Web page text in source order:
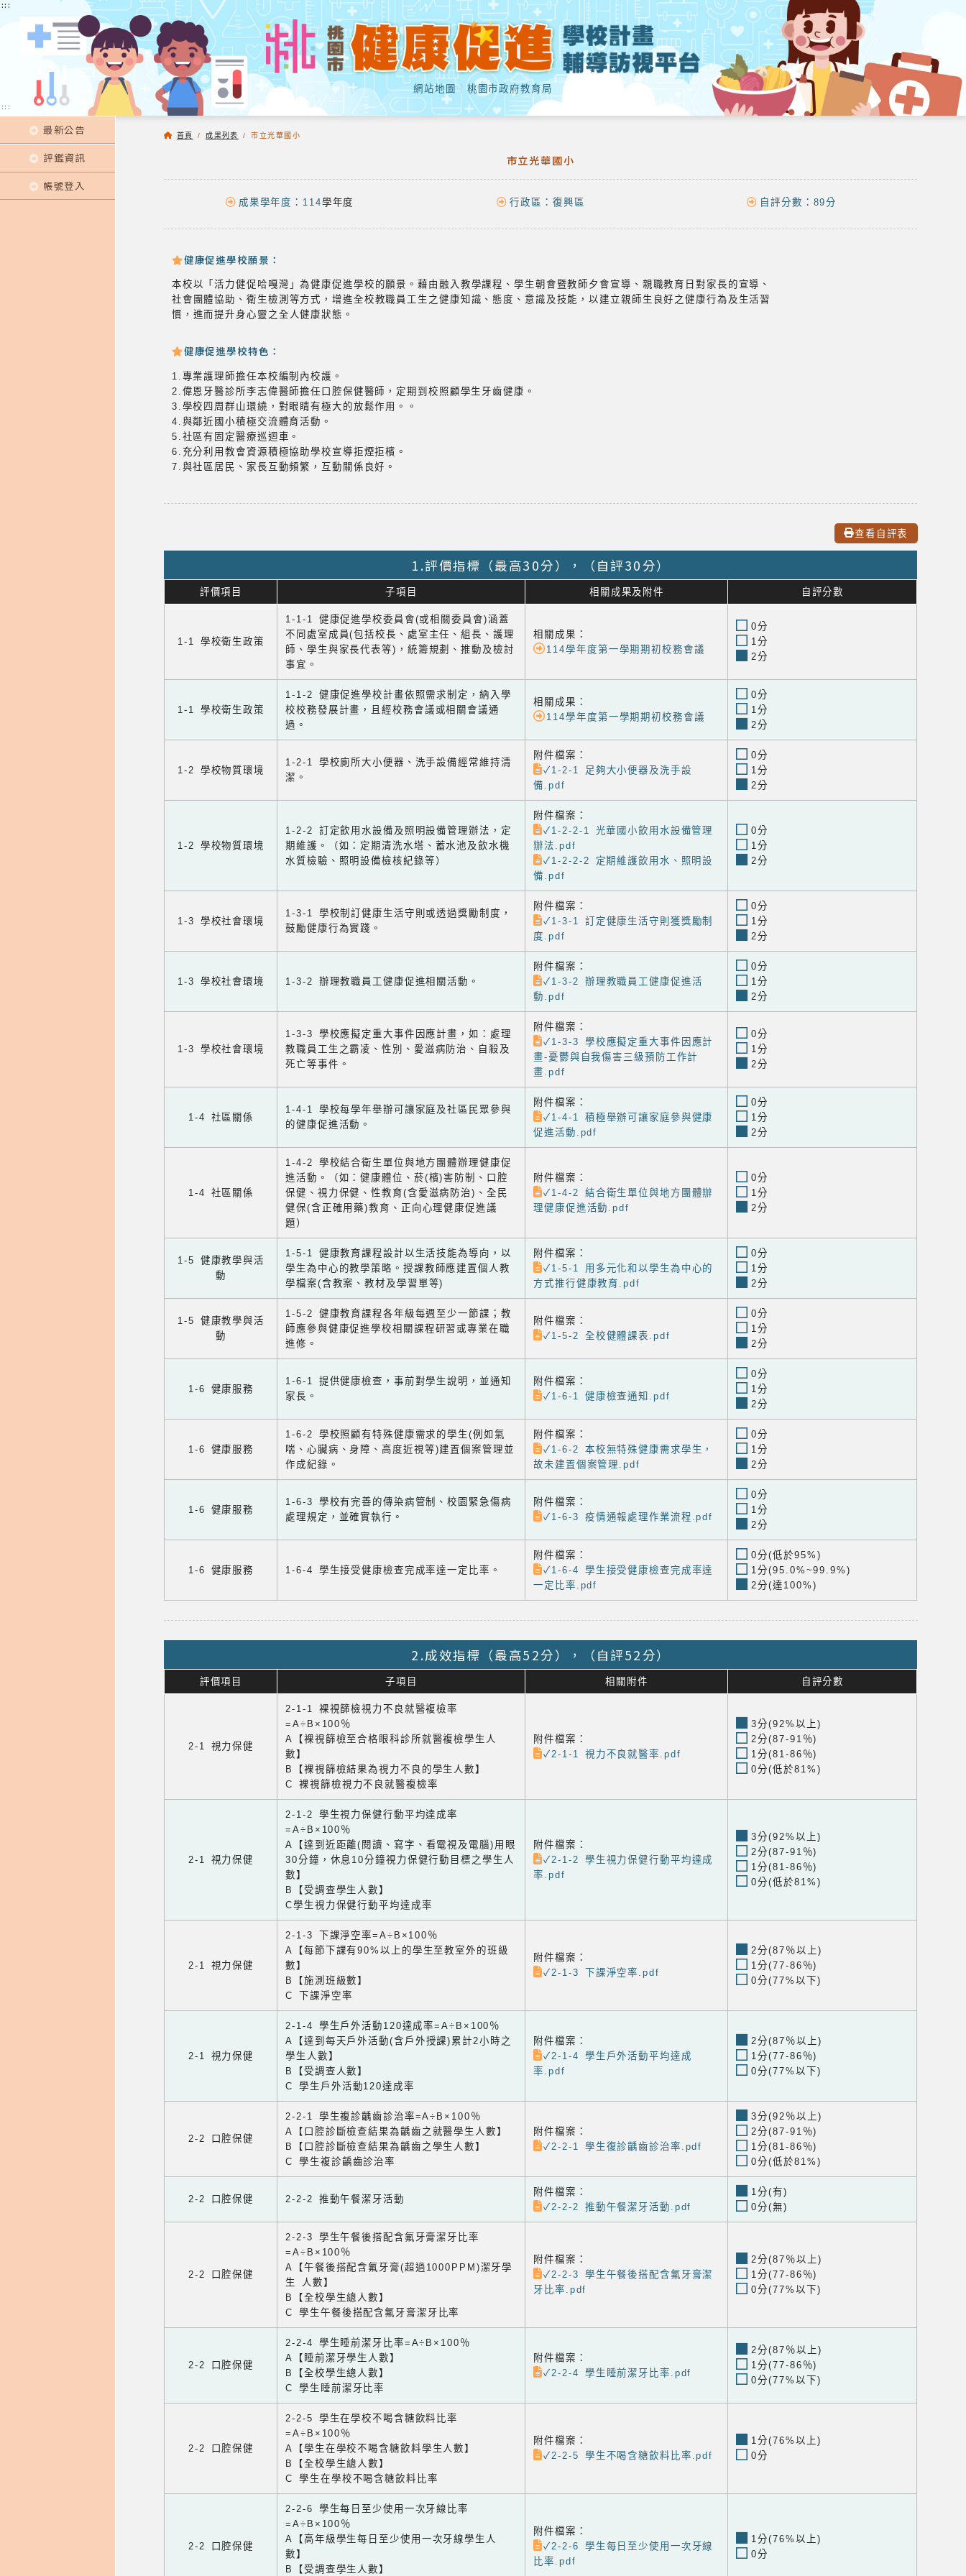
:::
網站地圖｜ 桃園市政府教育局
:::
最新公告
評鑑資訊
帳號登入
首頁 /成果列表 / 市立光華國小
市立光華國小
成果學年度：114學年度 行政區： 復興區 自評分數： 89分
健康促進學校願景：
本校以「活力健促哈嘎灣」為健康促進學校的願景。藉由融入教學課程、學生朝會暨教師夕會宣導、親職教育日對家長的宣導、
社會團體協助、衛生檢測等方式，增進全校教職員工生之健康知識、態度、意識及技能，以建立親師生良好之健康行為及生活習
慣，進而提升身心靈之全人健康狀態。
健康促進學校特色：
1.專業護理師擔任本校編制內校護。
2.偉恩牙醫診所李志偉醫師擔任口腔保健醫師，定期到校照顧學生牙齒健康。
3.學校四周群山環繞，對眼睛有極大的放鬆作用。。
4.與鄰近國小積極交流體育活動。
5.社區有固定醫療巡迴車。
6.充分利用教會資源積極協助學校宣導拒煙拒檳。
7.與社區居民、家長互動頻繁，互動關係良好。
查看自評表
1.評價指標（最高30分），（自評30分）
評價項目 子項目 相關成果及附件 自評分數
1-1 學校衛生政策
1-1-1 健康促進學校委員會(或相關委員會)涵蓋
不同處室成員(包括校長、處室主任、組長、護理
師、學生與家長代表等)，統籌規劃、推動及檢討
事宜。
相關成果：
114學年度第一學期期初校務會議
0分
1分
2分
1-1 學校衛生政策
1-1-2 健康促進學校計畫依照需求制定，納入學
校校務發展計畫，且經校務會議或相關會議通
過。
相關成果：
114學年度第一學期期初校務會議
0分
1分
2分
1-2 學校物質環境
1-2-1 學校廁所大小便器、洗手設備經常維持清
潔。
附件檔案：
✓1-2-1 足夠大小便器及洗手設
備.pdf
0分
1分
2分
1-2 學校物質環境
1-2-2 訂定飲用水設備及照明設備管理辦法，定
期維護。（如：定期清洗水塔、蓄水池及飲水機
水質檢驗、照明設備檢核紀錄等）
附件檔案：
✓1-2-2-1 光華國小飲用水設備管理
辦法.pdf
✓1-2-2-2 定期維護飲用水、照明設
備.pdf
0分
1分
2分
1-3 學校社會環境
1-3-1 學校制訂健康生活守則或透過獎勵制度，
鼓勵健康行為實踐。
附件檔案：
✓1-3-1 訂定健康生活守則獲獎勵制
度.pdf
0分
1分
2分
1-3 學校社會環境 1-3-2 辦理教職員工健康促進相關活動。
附件檔案：
✓1-3-2 辦理教職員工健康促進活
動.pdf
0分
1分
2分
1-3 學校社會環境
1-3-3 學校應擬定重大事件因應計畫，如：處理
教職員工生之霸凌、性別、愛滋病防治、自殺及
死亡等事件。
附件檔案：
✓1-3-3 學校應擬定重大事件因應計
畫-憂鬱與自我傷害三級預防工作計
畫.pdf
0分
1分
2分
1-4 社區關係
1-4-1 學校每學年舉辦可讓家庭及社區民眾參與
的健康促進活動。
附件檔案：
✓1-4-1 積極舉辦可讓家庭參與健康
促進活動.pdf
0分
1分
2分
1-4 社區關係
1-4-2 學校結合衛生單位與地方團體辦理健康促
進活動。（如：健康體位、菸(檳)害防制、口腔
保健、視力保健、性教育(含愛滋病防治)、全民
健保(含正確用藥)教育、正向心理健康促進議
題）
附件檔案：
✓1-4-2 結合衛生單位與地方團體辦
理健康促進活動.pdf
0分
1分
2分
1-5 健康教學與活
動
1-5-1 健康教育課程設計以生活技能為導向，以
學生為中心的教學策略。授課教師應建置個人教
學檔案(含教案、教材及學習單等)
附件檔案：
✓1-5-1 用多元化和以學生為中心的
方式推行健康教育.pdf
0分
1分
2分
1-5 健康教學與活
動
1-5-2 健康教育課程各年級每週至少一節課；教
師應參與健康促進學校相關課程研習或專業在職
進修。
附件檔案：
✓1-5-2 全校健體課表.pdf
0分
1分
2分
1-6 健康服務
1-6-1 提供健康檢查，事前對學生說明，並通知
家長。
附件檔案：
✓1-6-1 健康檢查通知.pdf
0分
1分
2分
1-6 健康服務
1-6-2 學校照顧有特殊健康需求的學生(例如氣
喘、心臟病、身障、高度近視等)建置個案管理並
作成紀錄。
附件檔案：
✓1-6-2 本校無特殊健康需求學生，
故未建置個案管理.pdf
0分
1分
2分
1-6 健康服務
1-6-3 學校有完善的傳染病管制、校園緊急傷病
處理規定，並確實執行。
附件檔案：
✓1-6-3 疫情通報處理作業流程.pdf
0分
1分
2分
1-6 健康服務 1-6-4 學生接受健康檢查完成率達一定比率。
附件檔案：
✓1-6-4 學生接受健康檢查完成率達
一定比率.pdf
0分(低於95%)
1分(95.0%~99.9%)
2分(達100%)
2.成效指標（最高52分），（自評52分）
評價項目 子項目 相關附件 自評分數
2-1 視力保健
2-1-1 裸視篩檢視力不良就醫複檢率
=A÷B×100％
A【裸視篩檢至合格眼科診所就醫複檢學生人
數】
B【裸視篩檢結果為視力不良的學生人數】
C 裸視篩檢視力不良就醫複檢率
附件檔案：
✓2-1-1 視力不良就醫率.pdf
3分(92%以上)
2分(87-91％)
1分(81-86％)
0分(低於81%)
2-1 視力保健
2-1-2 學生視力保健行動平均達成率
=A÷B×100％
A【達到近距離(閱讀、寫字、看電視及電腦)用眼
30分鐘，休息10分鐘視力保健行動目標之學生人
數】
B【受調查學生人數】
C學生視力保健行動平均達成率
附件檔案：
✓2-1-2 學生視力保健行動平均達成
率.pdf
3分(92%以上)
2分(87-91％)
1分(81-86％)
0分(低於81%)
2-1 視力保健
2-1-3 下課淨空率=A÷B×100％
A【每節下課有90%以上的學生至教室外的班級
數】
B【施測班級數】
C 下課淨空率
附件檔案：
✓2-1-3 下課淨空率.pdf
2分(87％以上)
1分(77-86％)
0分(77%以下)
2-1 視力保健
2-1-4 學生戶外活動120達成率=A÷B×100％
A【達到每天戶外活動(含戶外授課)累計2小時之
學生人數】
B【受調查人數】
C 學生戶外活動120達成率
附件檔案：
✓2-1-4 學生戶外活動平均達成
率.pdf
2分(87％以上)
1分(77-86％)
0分(77%以下)
2-2 口腔保健
2-2-1 學生複診齲齒診治率=A÷B×100％
A【口腔診斷檢查結果為齲齒之就醫學生人數】
B【口腔診斷檢查結果為齲齒之學生人數】
C 學生複診齲齒診治率
附件檔案：
✓2-2-1 學生復診齲齒診治率.pdf
3分(92％以上)
2分(87-91％)
1分(81-86％)
0分(低於81%)
2-2 口腔保健 2-2-2 推動午餐潔牙活動
附件檔案：
✓2-2-2 推動午餐潔牙活動.pdf
1分(有)
0分(無)
2-2 口腔保健
2-2-3 學生午餐後搭配含氟牙膏潔牙比率
=A÷B×100％
A【午餐後搭配含氟牙膏(超過1000PPM)潔牙學
生 人數】
B【全校學生總人數】
C 學生午餐後搭配含氟牙膏潔牙比率
附件檔案：
✓2-2-3 學生午餐後搭配含氟牙膏潔
牙比率.pdf
2分(87％以上)
1分(77-86％)
0分(77%以下)
2-2 口腔保健
2-2-4 學生睡前潔牙比率=A÷B×100％
A【睡前潔牙學生人數】
B【全校學生總人數】
C 學生睡前潔牙比率
附件檔案：
✓2-2-4 學生睡前潔牙比率.pdf
2分(87％以上)
1分(77-86％)
0分(77%以下)
2-2 口腔保健
2-2-5 學生在學校不喝含糖飲料比率
=A÷B×100％
A【學生在學校不喝含糖飲料學生人數】
B【全校學生總人數】
C 學生在學校不喝含糖飲料比率
附件檔案：
✓2-2-5 學生不喝含糖飲料比率.pdf
1分(76%以上)
0分
2-2 口腔保健
2-2-6 學生每日至少使用一次牙線比率
=A÷B×100％
A【高年級學生每日至少使用一次牙線學生人
數】
B【受調查學生人數】
附件檔案：
✓2-2-6 學生每日至少使用一次牙線
比率.pdf
1分(76%以上)
0分
:::